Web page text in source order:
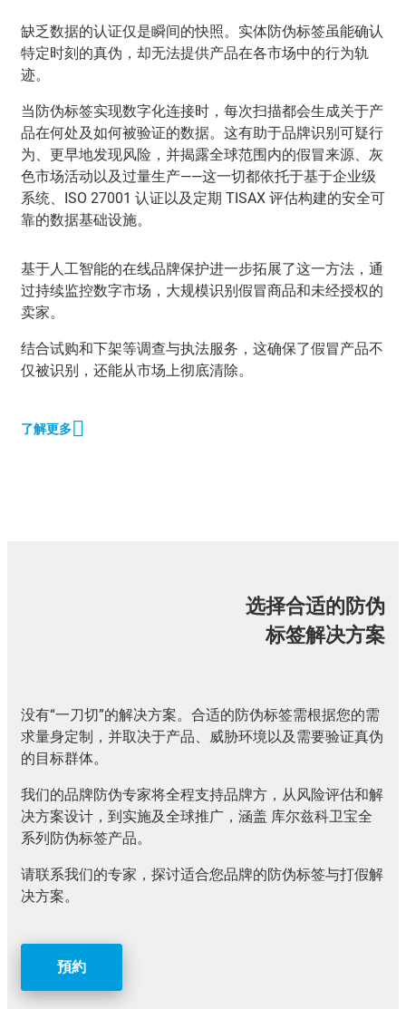
缺乏数据的认证仅是瞬间的快照。实体防伪标签虽能确认
特定时刻的真伪，却无法提供产品在各市场中的行为轨
迹。
当防伪标签实现数字化连接时，每次扫描都会生成关于产
品在何处及如何被验证的数据。这有助于品牌识别可疑行
为、更早地发现风险，并揭露全球范围内的假冒来源、灰
色市场活动以及过量生产——这一切都依托于基于企业级
系统、ISO 27001 认证以及定期 TISAX 评估构建的安全可
靠的数据基础设施。
基于人工智能的在线品牌保护进一步拓展了这一方法，通
过持续监控数字市场，大规模识别假冒商品和未经授权的
卖家。
结合试购和下架等调查与执法服务，这确保了假冒产品不
仅被识别，还能从市场上彻底清除。
了解更多
选择合适的防伪
标签解决方案
没有“一刀切”的解决方案。合适的防伪标签需根据您的需
求量身定制，并取决于产品、威胁环境以及需要验证真伪
的目标群体。
我们的品牌防伪专家将全程支持品牌方，从风险评估和解
决方案设计，到实施及全球推广，涵盖 库尔兹科卫宝全
系列防伪标签产品。
请联系我们的专家，探讨适合您品牌的防伪标签与打假解
决方案。
預約